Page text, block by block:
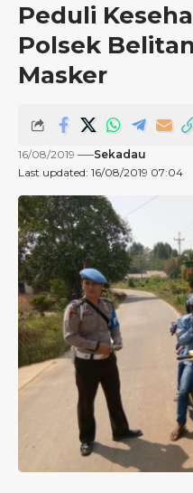
Peduli
Polsek
Masker
Last updated: 16/08/2019 07:04
16/08/2019 Sekadau